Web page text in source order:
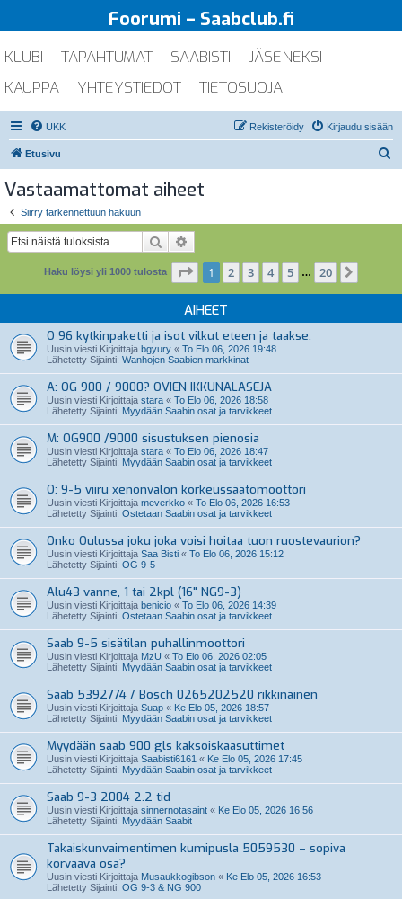
Foorumi – Saabclub.fi
KLUBI TAPAHTUMAT SAABISTI
JÄSENEKSI
KAUPPA
YHTEYSTIEDOT TIETOSUOJA
UKK Kirjaudu sisään
Rekisteröidy
Etusivu
Vastaamattomat aiheet
Siirry tarkennettuun hakuun
Etsi
Haku löysi yli 1000 tulosta Sivu /20
1 2 3 4 5 … 20
AIHEET
O 96 kytkinpaketti ja isot vilkut eteen ja taakse.
Uusin viesti Kirjoittaja bgyury « To Elo 06, 2026 19:48
Lähetetty Sijainti: Wanhojen Saabien markkinat
A: OG 900 / 9000? OVIEN IKKUNALASEJA
Uusin viesti Kirjoittaja stara « To Elo 06, 2026 18:58
Lähetetty Sijainti: Myydään Saabin osat ja tarvikkeet
M: OG900 /9000 sisustuksen pienosia
Uusin viesti Kirjoittaja stara « To Elo 06, 2026 18:47
Lähetetty Sijainti: Myydään Saabin osat ja tarvikkeet
O: 9-5 viiru xenonvalon korkeussäätömoottori
Uusin viesti Kirjoittaja meverkko « To Elo 06, 2026 16:53
Lähetetty Sijainti: Ostetaan Saabin osat ja tarvikkeet
Onko Oulussa joku joka voisi hoitaa tuon ruostevaurion?
Uusin viesti Kirjoittaja Saa Bisti « To Elo 06, 2026 15:12
Lähetetty Sijainti: OG 9-5
Alu43 vanne, 1 tai 2kpl (16" NG9-3)
Uusin viesti Kirjoittaja benicio « To Elo 06, 2026 14:39
Lähetetty Sijainti: Ostetaan Saabin osat ja tarvikkeet
Saab 9-5 sisätilan puhallinmoottori
Uusin viesti Kirjoittaja MzU « To Elo 06, 2026 02:05
Lähetetty Sijainti: Myydään Saabin osat ja tarvikkeet
Saab 5392774 / Bosch 0265202520 rikkinäinen
Uusin viesti Kirjoittaja Suap « Ke Elo 05, 2026 18:57
Lähetetty Sijainti: Myydään Saabin osat ja tarvikkeet
Myydään saab 900 gls kaksoiskaasuttimet
Uusin viesti Kirjoittaja Saabisti6161 « Ke Elo 05, 2026 17:45
Lähetetty Sijainti: Myydään Saabin osat ja tarvikkeet
Saab 9-3 2004 2.2 tid
Uusin viesti Kirjoittaja sinnernotasaint « Ke Elo 05, 2026 16:56
Lähetetty Sijainti: Myydään Saabit
Takaiskunvaimentimen kumipusla 5059530 – sopiva
korvaava osa?
Uusin viesti Kirjoittaja Musaukkogibson « Ke Elo 05, 2026 16:53
Lähetetty Sijainti: OG 9-3 & NG 900